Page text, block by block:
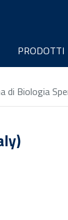
PRODOTTI
di Biologia